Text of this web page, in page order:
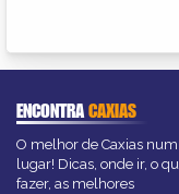
ENCONTRACAXIAS
O melhor de Caxias num
lugar! Dicas, onde ir, o
fazer, as melhores